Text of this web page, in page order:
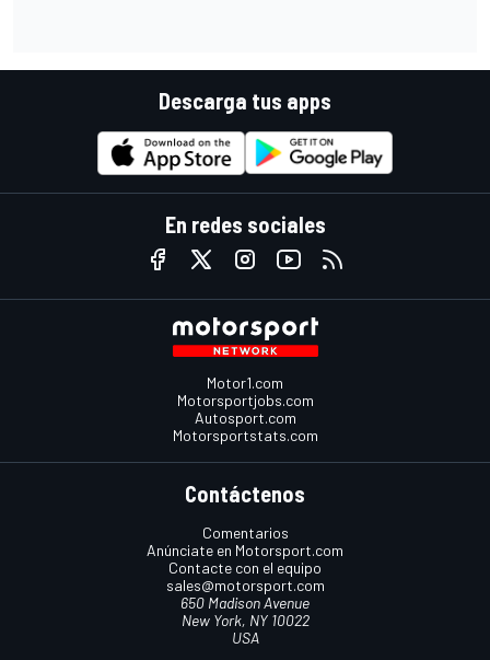
Descarga tus apps
En redes sociales
Motor1.com
Motorsportjobs.com
Autosport.com
Motorsportstats.com
Contáctenos
Comentarios
Anúnciate en Motorsport.com
Contacte con el equipo
sales@motorsport.com
650 Madison Avenue
New York, NY 10022
USA